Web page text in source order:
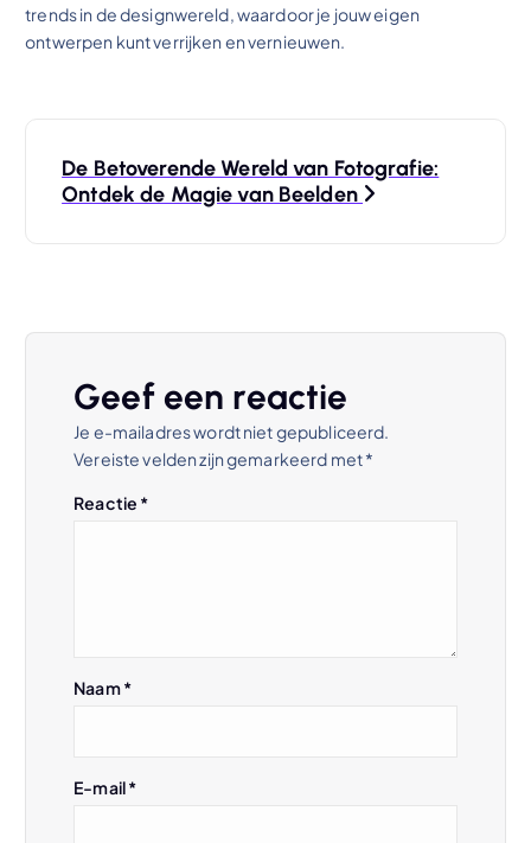
trends in de designwereld, waardoor je jouw eigen
ontwerpen kunt verrijken en vernieuwen.
i
De Betoverende Wereld van Fotografie:
Ontdek de Magie van Beelden
Geef een reactie
Je e-mailadres wordt niet gepubliceerd.
Vereiste velden zijn gemarkeerd met*
Reactie *
Naam*
E-mail*